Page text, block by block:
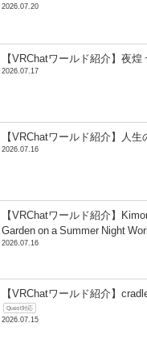
2026.07.20
【VRChatワールド紹介】夜煌
2026.07.17
【VRChatワールド紹介】人生
2026.07.16
【VRChatワールド紹介】
Garden on a Summer Night
2026.07.16
【VRChatワールド紹介】
Quest対応
2026.07.15